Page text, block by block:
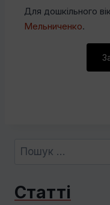
Для дошкільного
Мельниченко.
Пошук:
Статті